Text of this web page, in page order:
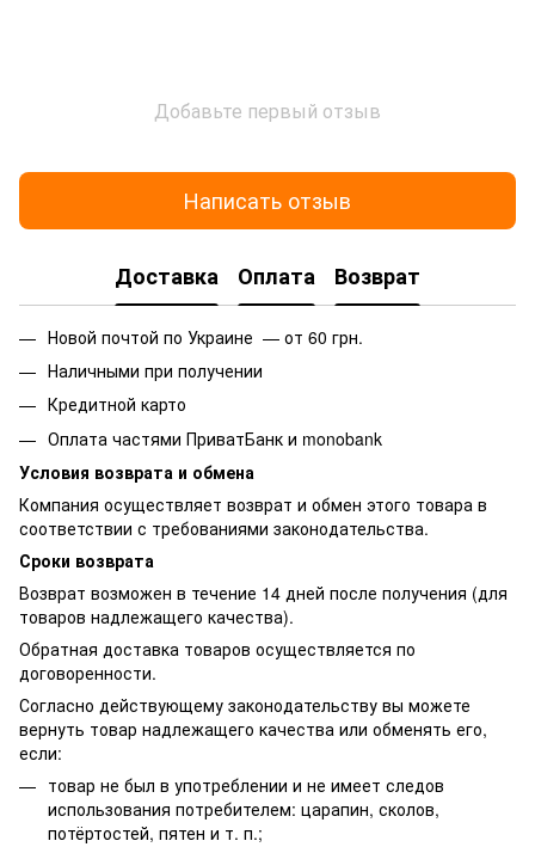
Добавьте первый отзыв
Написать отзыв
Доставка Оплата Возврат
Новой почтой по Украине — от 60 грн.
Наличными при получении
Кредитной карто
Оплата частями ПриватБанк и monobank
Условия возврата и обмена
Компания осуществляет возврат и обмен этого товара в
соответствии с требованиями законодательства.
Сроки возврата
Возврат возможен в течение 14 дней после получения (для
товаров надлежащего качества).
Обратная доставка товаров осуществляется по
договоренности.
Согласно действующему законодательству вы можете
вернуть товар надлежащего качества или обменять его,
если:
товар не был в употреблении и не имеет следов
использования потребителем: царапин, сколов,
потёртостей, пятен и т. п.;